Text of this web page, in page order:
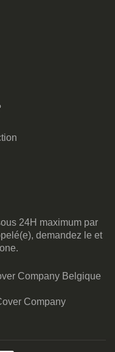
24H maximum par
demandez le et
Company Belgique
Company